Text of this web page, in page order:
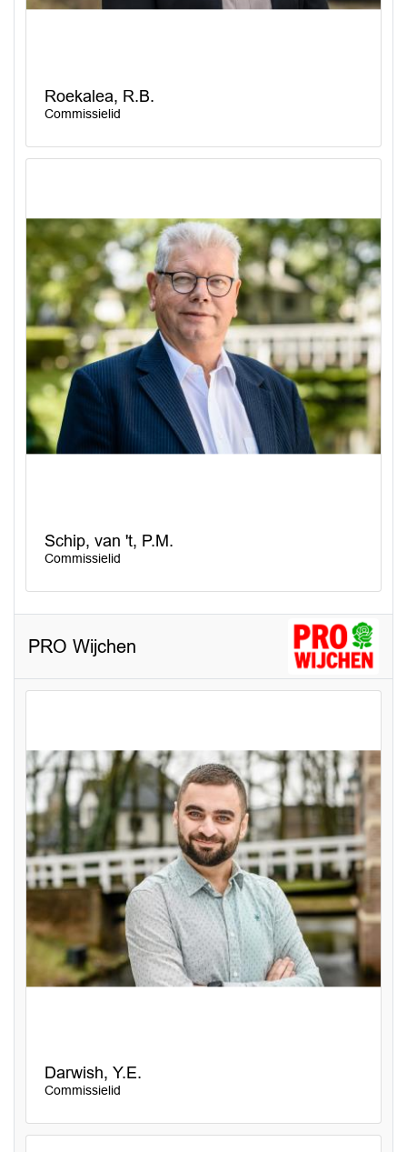
Roekalea, R.B.
Commissielid
Schip, van 't, P.M.
Commissielid
PRO Wijchen
Darwish, Y.E.
Commissielid